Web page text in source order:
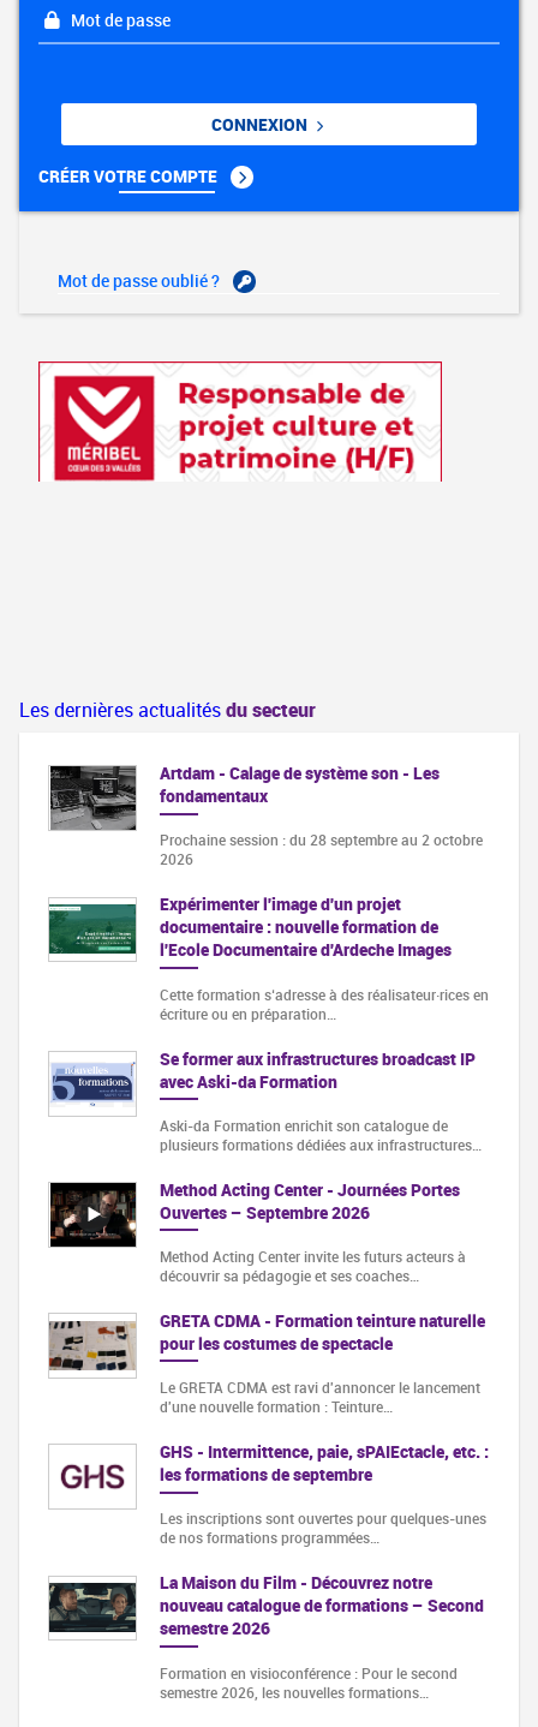
Mot de passe
CONNEXION
CRÉER VOTRE COMPTE
Mot de passe oublié ?
Les dernières actualitésdu secteur
Artdam - Calage de système son - Les
fondamentaux
Prochaine session : du 28 septembre au 2 octobre
2026
Expérimenter l'image d'un projet
documentaire : nouvelle formation de
l'Ecole Documentaire d'Ardeche Images
Cette formation s‘adresse à des réalisateur·rices en
écriture ou en préparation…
Se former aux infrastructures broadcast IP
avec Aski-da Formation
Aski-da Formation enrichit son catalogue de
plusieurs formations dédiées aux infrastructures…
Method Acting Center - Journées Portes
Ouvertes – Septembre 2026
Method Acting Center invite les futurs acteurs à
découvrir sa pédagogie et ses coaches…
GRETA CDMA - Formation teinture naturelle
pour les costumes de spectacle
Le GRETA CDMA est ravi d'annoncer le lancement
d'une nouvelle formation : Teinture…
GHS - Intermittence, paie, sPAIEctacle, etc. :
les formations de septembre
Les inscriptions sont ouvertes pour quelques-unes
de nos formations programmées…
La Maison du Film - Découvrez notre
nouveau catalogue de formations – Second
semestre 2026
Formation en visioconférence : Pour le second
semestre 2026, les nouvelles formations…